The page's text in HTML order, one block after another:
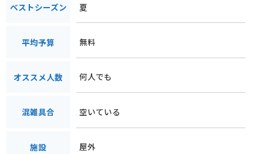
ベストシーズン 夏
平均予算 無料
オススメ人数 何人でも
混雑具合 空いている
施設 屋外